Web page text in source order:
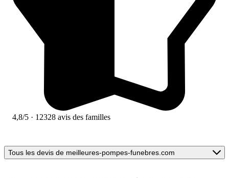
4,8/5 · 12328 avis des familles
Tous les devis de meilleures-pompes-funebres.com